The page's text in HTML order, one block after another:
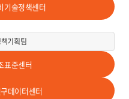
기술정책센터
기획팀
표준센터
데이터센터